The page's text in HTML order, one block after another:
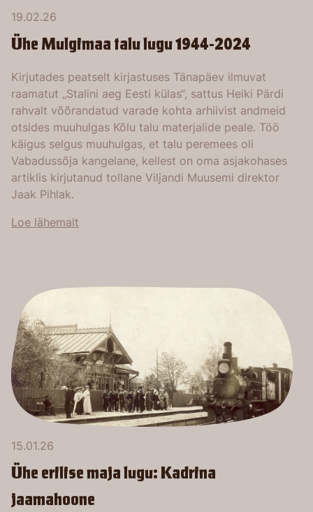
19.02.26
Ühe Mulgimaa talu lugu 1944-2024
Kirjutades peatselt kirjastuses Tänapäev ilmuvat
raamatut „Stalini aeg Eesti külas“, sattus Heiki Pärdi
rahvalt võõrandatud varade kohta arhiivist andmeid
otsides muuhulgas Kõlu talu materjalide peale. Töö
käigus selgus muuhulgas, et talu peremees oli
Vabadussõja kangelane, kellest on oma asjakohases
artiklis kirjutanud tollane Viljandi Muusemi direktor
Jaak Pihlak.
Loe lähemalt
15.01.26
Ühe erilise maja lugu: Kadrina
jaamahoone